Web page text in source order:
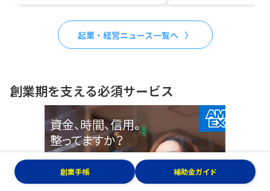
起業・経営ニュース一覧へ
創業期を支える必須サービス
創業手帳 補助金ガイド